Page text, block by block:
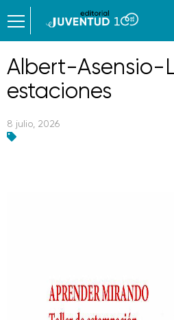
Albert-
estaciones
8 julio, 2026